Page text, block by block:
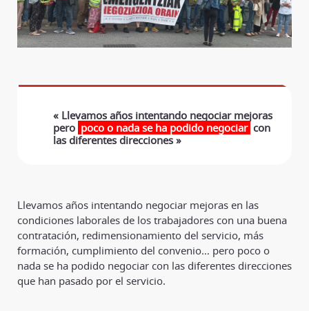
« Llevamos años intentando negociar mejoras
pero poco o nada se ha podido negociar con
las diferentes direcciones »
Llevamos años intentando negociar mejoras en las
condiciones laborales de los trabajadores con una buena
contratación, redimensionamiento del servicio, más
formación, cumplimiento del convenio… pero poco o
nada se ha podido negociar con las diferentes direcciones
que han pasado por el servicio.